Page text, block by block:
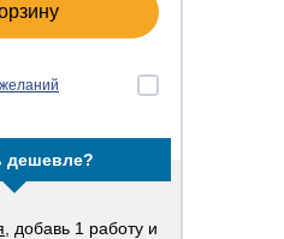
дешевле?
, добавь 1 работу и